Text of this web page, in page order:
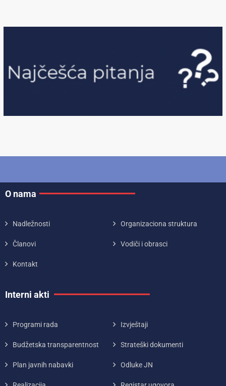
O nama
Nadležnosti Organizaciona struktura
Članovi Vodiči i obrasci
Kontakt
Interni akti
Programi rada Izvještaji
Budžetska transparentnost Strateški dokumenti
Plan javnih nabavki Odluke JN